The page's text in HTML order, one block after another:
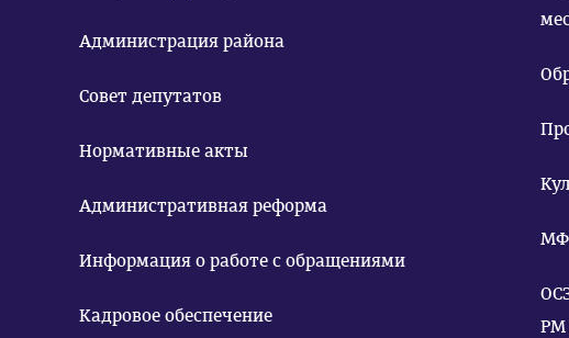
Администрация района
Совет депутатов
Нормативные акты
Административная реформа
Информация о работе с обращениями
Кадровое обеспечение
РМ